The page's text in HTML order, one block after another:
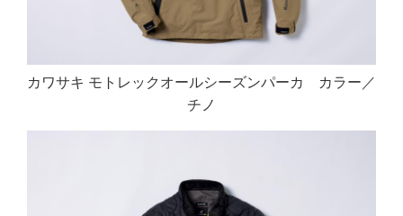
カワサキ モトレックオールシーズンパーカ カラー／
チノ